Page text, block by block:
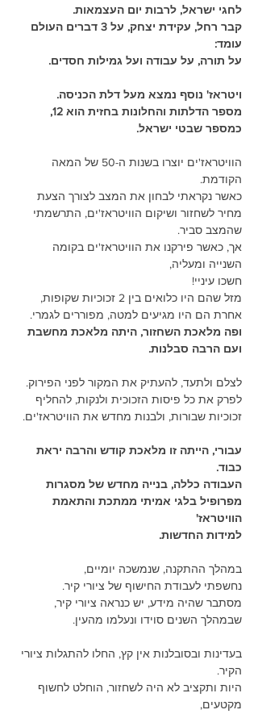
לחגי ישראל, לרבות יום העצמאות.
קבר רחל, עקידת יצחק, על 3 דברים העולם
עומד:
על תורה, על עבודה ועל גמילות חסדים.
ויטראז' נוסף נמצא מעל דלת הכניסה.
מספר הדלתות והחלונות בחזית הוא 12,
כמספר שבטי ישראל.
הוויטראז'ים יוצרו בשנות ה-50 של המאה
הקודמת.
כאשר נקראתי לבחון את המצב לצורך הצעת
מחיר לשחזור ושיקום הוויטראז'ים, התרשמתי
שהמצב סביר.
אך, כאשר פירקנו את הוויטראז'ים בקומה
השנייה ומעליה,
חשכו עיניי!
מזל שהם היו כלואים בין 2 זכוכיות שקופות,
אחרת הם היו מגיעים למטה, מפוררים לגמרי.
ופה מלאכת השחזור, היתה מלאכת מחשבת
ועם הרבה סבלנות.
לצלם ולתעד, להעתיק את המקור לפני הפירוק.
לפרק את כל פיסות הזכוכית ולנקות, להחליף
זכוכיות שבורות, ולבנות מחדש את הוויטראז'ים.
עבורי, הייתה זו מלאכת קודש והרבה יראת
כבוד.
העבודה כללה, בנייה מחדש של מסגרות
מפרופיל בלגי אמיתי ממתכת והתאמת
הוויטראז'
למידות החדשות.
במהלך ההתקנה, שנמשכה יומיים,
נחשפתי לעבודת החישוף של ציורי קיר.
מסתבר שהיה מידע, יש כנראה ציורי קיר,
שבמהלך השנים סוידו ונעלמו מהעין.
בעדינות ובסובלנות אין קץ, החלו להתגלות ציורי
הקיר.
היות ותקציב לא היה לשחזור, הוחלט לחשוף
מקטעים,